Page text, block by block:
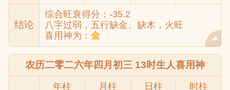
结论
综合旺衰得分：-35.2
八字过弱，五行缺金、缺木，火旺
喜用神为：金
农历二零二六年四月初三 13时生人喜用神
年柱 月柱 日柱 时柱